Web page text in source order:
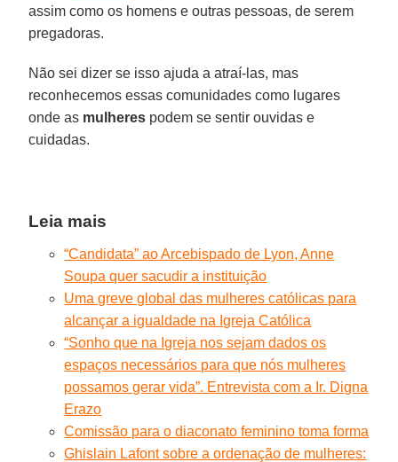
assim como os homens e outras pessoas, de serem
pregadoras.
Não sei dizer se isso ajuda a atraí-las, mas
reconhecemos essas comunidades como lugares
onde as mulheres podem se sentir ouvidas e
cuidadas.
Leia mais
“Candidata” ao Arcebispado de Lyon, Anne
Soupa quer sacudir a instituição
Uma greve global das mulheres católicas para
alcançar a igualdade na Igreja Católica
“Sonho que na Igreja nos sejam dados os
espaços necessários para que nós mulheres
possamos gerar vida”. Entrevista com a Ir. Digna
Erazo
Comissão para o diaconato feminino toma forma
Ghislain Lafont sobre a ordenação de mulheres: